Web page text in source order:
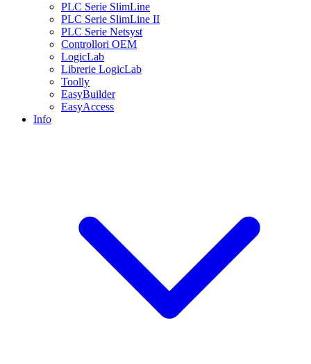
PLC Serie SlimLine
PLC Serie SlimLine II
PLC Serie Netsyst
Controllori OEM
LogicLab
Librerie LogicLab
Toolly
EasyBuilder
EasyAccess
Info